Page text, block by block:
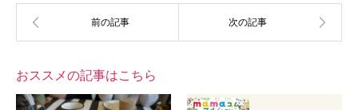
おススメの記事はこちら